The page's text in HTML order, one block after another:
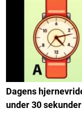
Dagens
under 30 sekunder